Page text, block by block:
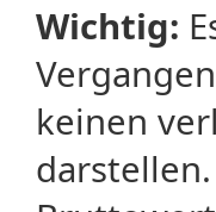
Wichtig:
keinen